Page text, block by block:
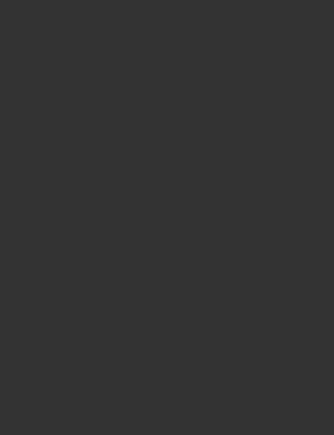
für Fahrgäste
weiter in den Ausbau
und errichtet in den
insgesamt 23 neue
im Bedienungsgebiet.